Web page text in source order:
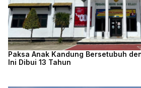
Paksa Anak Kandung Bersetubuh
Ini Dibui 13 Tahun